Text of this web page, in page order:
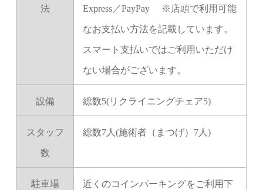
法 Express／PayPay ※店頭で利用可能
なお支払い方法を記載しています。
スマート支払いではご利用いただけ
ない場合がございます。
設備 総数5(リクライニングチェア5)
スタッフ
数
総数7人(施術者（まつげ）7人)
駐車場 近くのコインパーキングをご利用下